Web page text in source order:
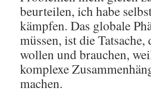
beurteilen, ich habe
kämpfen. Das globale
müssen, ist die
wollen und brauchen,
komplexe
machen.